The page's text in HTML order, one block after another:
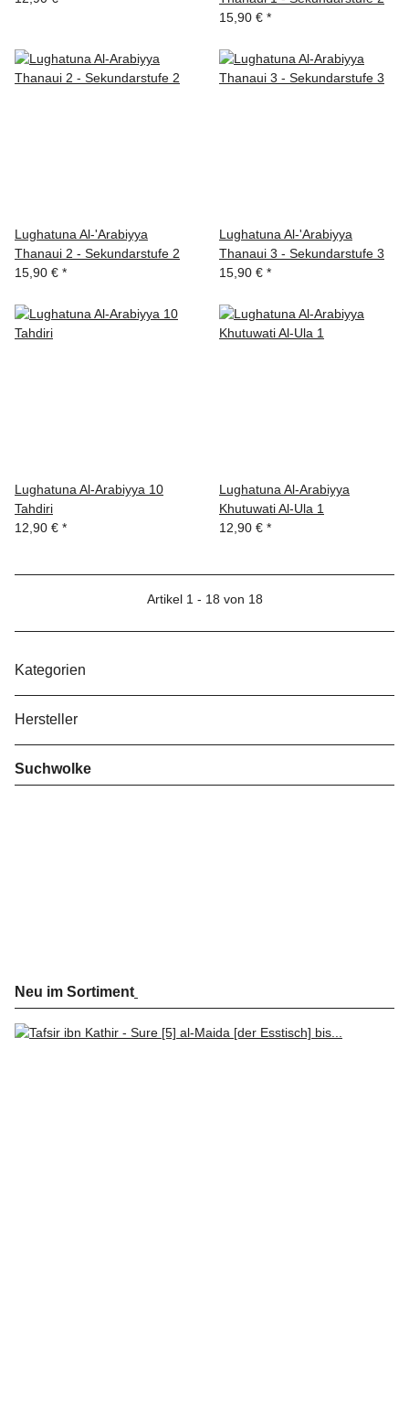
15,90 € *
Lughatuna Al-'Arabiyya
Thanaui 2 - Sekundarstufe 2
15,90 € *
Lughatuna Al-'Arabiyya
Thanaui 3 - Sekundarstufe 3
15,90 € *
Lughatuna Al-Arabiyya 10
Tahdiri
12,90 € *
Lughatuna Al-Arabiyya
Khutuwati Al-Ula 1
12,90 € *
Artikel 1 - 18 von 18
Kategorien
Hersteller
Suchwolke
Neu im Sortiment